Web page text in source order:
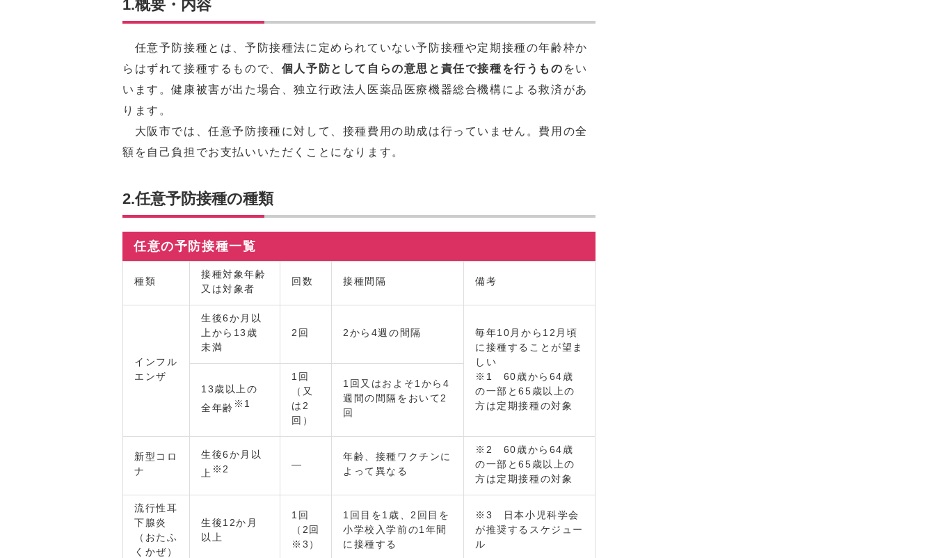
1.概要・内容
任意予防接種とは、予防接種法に定められていない予防接種や定期接種の年齢枠か
らはずれて接種するもので、 個人予防として自らの意思と責任で接種を行うもの をい
います。健康被害が出た場合、独立行政法人医薬品医療機器総合機構による救済があ
ります。
大阪市では、任意予防接種に対して、接種費用の助成は行っていません。費用の全
額を自己負担でお支払いいただくことになります。
2.任意予防接種の種類
任意の予防接種一覧
種類
接種対象年齢
又は対象者
回数 接種間隔 備考
インフル
エンザ
生後6か月以
上から13歳
未満
2回 2から4週の間隔
毎年10月から12月頃
に接種することが望ま
しい
※1 60歳から64歳
の一部と65歳以上の
方は定期接種の対象
13歳以上の
全年齢 ※1
1回
（又
は2
回）
1回又はおよそ1から4
週間の間隔をおいて2
回
新型コロ
ナ
生後6か月以
上 ※2 ―
年齢、接種ワクチンに
よって異なる
※2 60歳から64歳
の一部と65歳以上の
方は定期接種の対象
流行性耳
下腺炎
（おたふ
くかぜ）
生後12か月
以上
1回
（2回
※3）
1回目を1歳、2回目を
小学校入学前の1年間
に接種する
※3 日本小児科学会
が推奨するスケジュー
ル